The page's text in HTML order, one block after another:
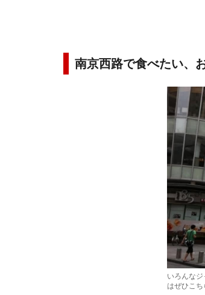
南京西路で食べたい、
いろんな
はぜひこち